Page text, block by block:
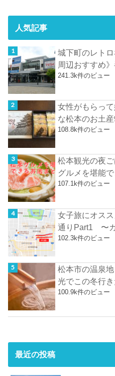
人気記事
城下町のレト
周辺おすすめ
241.3k件のビュー
女性がもらっ
な松本のお土
108.8k件のビュー
松本観光の夜
グルメを堪能
107.1k件のビュー
女子旅にオス
通りPart1 〜
102.3k件のビュー
松本市の温泉
光でこの冬行
100.9k件のビュー
最近の投稿